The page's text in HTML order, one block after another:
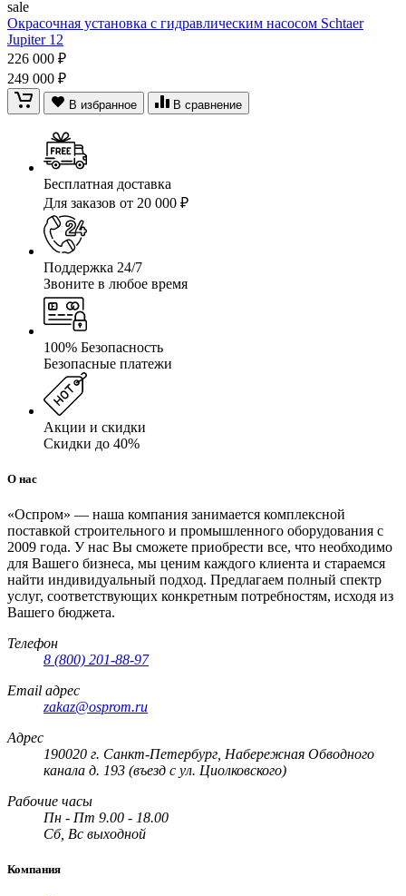
sale
Окрасочная установка с гидравлическим насосом Schtaer
Jupiter 12
226 000 ₽
249 000 ₽
В избранное В сравнение
Бесплатная доставка
Для заказов от 20 000 ₽
Поддержка 24/7
Звоните в любое время
100% Безопасность
Безопасные платежи
Акции и скидки
Скидки до 40%
О нас
«Оспром» — наша компания занимается комплексной
поставкой строительного и промышленного оборудования с
2009 года. У нас Вы сможете приобрести все, что необходимо
для Вашего бизнеса, мы ценим каждого клиента и стараемся
найти индивидуальный подход. Предлагаем полный спектр
услуг, соответствующих конкретным потребностям, исходя из
Вашего бюджета.
Телефон
8 (800) 201-88-97
Email адрес
zakaz@osprom.ru
Адрес
190020 г. Санкт-Петербург, Набережная Обводного
канала д. 193 (въезд с ул. Циолковского)
Рабочие часы
Пн - Пт 9.00 - 18.00
Сб, Вс выходной
Компания